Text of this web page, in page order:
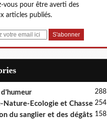
vous pour être averti des
articles publiés.
288
Nature-Ecologie et Chasse 254
du sanglier et des dégâts 158